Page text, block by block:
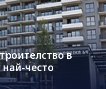
в
най-често